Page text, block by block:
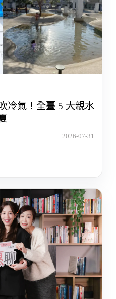
冷氣！全臺 5 大親水
2026-07-31